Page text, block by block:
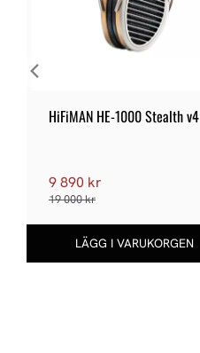
HiFiMAN HE-1000 Stealth v4
9 890 kr
19 000 kr